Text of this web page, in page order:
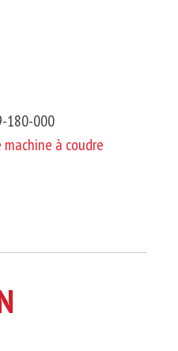
180-000
machine à coudre